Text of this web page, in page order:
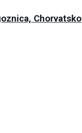
Chorvatsko